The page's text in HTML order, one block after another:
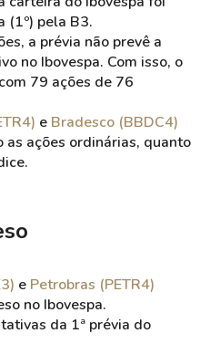
pela B3.
a prévia não prevê a
no Ibovespa. Com isso, o
79 ações de 76
e Bradesco (BBDC4)
ações ordinárias, quanto
e Petrobras (PETR4)
no Ibovespa.
da 1ª prévia do